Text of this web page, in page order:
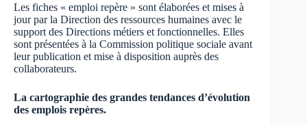
Les fiches « emploi repère » sont élaborées et mises à
jour par la Direction des ressources humaines avec le
support des Directions métiers et fonctionnelles. Elles
sont présentées à la Commission politique sociale avant
leur publication et mise à disposition auprès des
collaborateurs.
La cartographie des grandes tendances d’évolution
des emplois repères.